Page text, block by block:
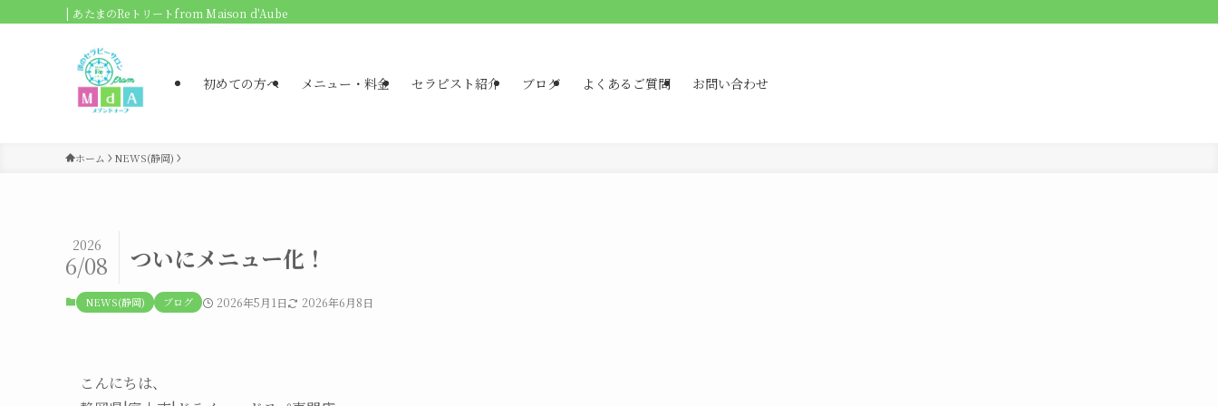
| あたまのReトリートfrom Maison d'Aube
初めての方へ メニュー・料金 セラピスト紹介 ブログ よくあるご質問 お問い合わせ
ホーム NEWS(静岡)
ついにメニュー化！
2026
6/08
NEWS(静岡) ブログ 2026年5月1日 2026年6月8日
こんにちは、